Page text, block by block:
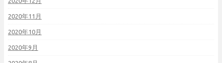
2020年11月
2020年10月
2020年9月